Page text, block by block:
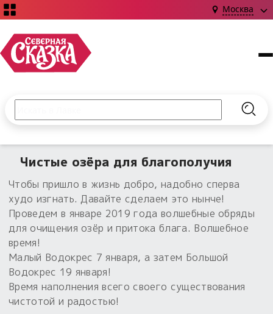
Москва
Издания о Славянской культуре и ведовстве
Коллекции
Наборы для курсов и книг
Обереги славян нательные
Обереги для дома и машины
Обрядовые предметы
Сказки
Гадание
Магия
Библиография
Об авторе и издательстве
Наборы для книг
Материалы
Для алтаря
Расходные материалы
Гадание он-лайн
Новинки ›
Готовые заговоры
Для чего:
Предметы
Магические наборы
Введите текст и нажмите кнопку «Найти», чтобы
Чистые озёра для благополучия
Чтобы пришло в жизнь добро, надобно сперва
худо изгнать. Давайте сделаем это нынче!
Проведем в январе 2019 года волшебные обряды
для очищения озёр и притока блага. Волшебное
время!
Малый Водокрес 7 января, а затем Большой
Водокрес 19 января!
Время наполнения всего своего существования
чистотой и радостью!